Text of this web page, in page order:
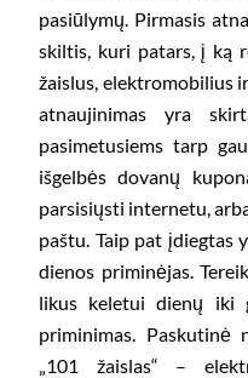
pasiūlymų. Pirmasis
skiltis, kuri patars, į ką
žaislus, elektromobilius
atnaujinimas yra
pasimetusiems tarp
išgelbės dovanų
parsisiųsti internetu,
paštu. Taip pat įdiegtas
dienos priminėjas.
likus keletui dienų iki
priminimas. Paskutinė
„101 žaislas“ –